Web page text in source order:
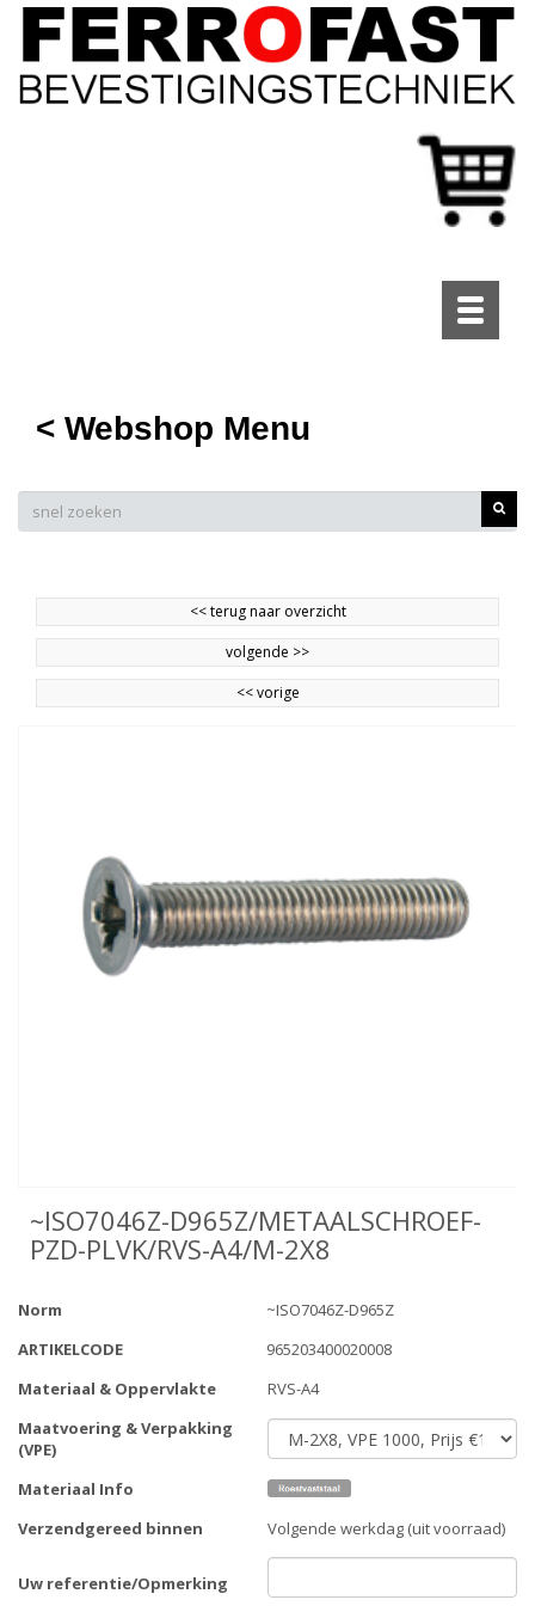
Toggle
< Webshop Menu
<<terug naar overzicht
volgende >>
<<vorige
~ISO7046Z-D965Z/METAALSCHROEF-
PZD-PLVK/RVS-A4/M-2X8
Norm
~ISO7046Z-D965Z
ARTIKELCODE
965203400020008
Materiaal & Oppervlakte
RVS-A4
Maatvoering & Verpakking
(VPE)
Materiaal Info
Verzendgereed binnen
Volgende werkdag (uit voorraad)
Uw referentie/Opmerking